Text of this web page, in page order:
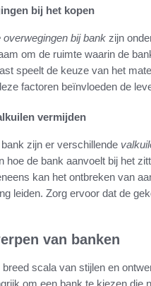
bij het kopen
overwegingen bij bank zijn
om de ruimte waarin de
speelt de keuze van het
factoren beïnvloeden de
vermijden
zijn er verschillende
hoe de bank aanvoelt bij het
kan het ontbreken van
leiden. Zorg ervoor dat de
van banken
scala van stijlen en
om een bank te kiezen die